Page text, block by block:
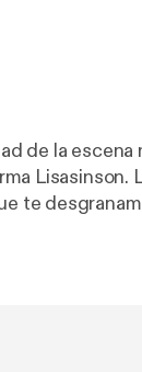
la escena
Lisasinson.
te